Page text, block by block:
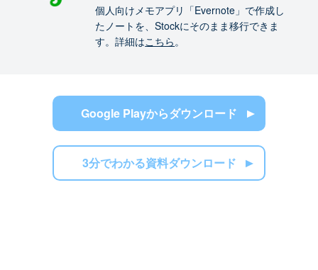
個人向けメモアプリ「Evernote」で作成し
たノートを、Stockにそのまま移行できま
す。詳細はこちら。
Google Playからダウンロード
3分でわかる資料ダウンロード